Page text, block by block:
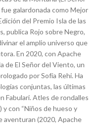
galardonada como Mejor
del Premio Isla de las
publica Rojo sobre Negro,
el amplio universo que
En 2020, con Apache
de El Señor del Viento, un
por Sofía Rehi. Ha
conjuntas, las últimas
Fabulari. Atles de rondalles
y con “Niños de hueso y
aventuran (2020, Apache